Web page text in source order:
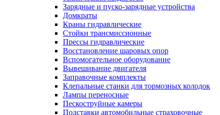
Зарядные и пуско-зарядные устройства
Домкраты
Краны гидравлические
Стойки трансмиссионные
Прессы гидравлические
Восстановление шаровых опор
Вспомогательное оборудование
Вывешивание двигателя
Заправочные комплекты
Клепальные станки для тормозных колодок
Лампы переносные
Пескоструйные камеры
Подставки автомобильные страховочные